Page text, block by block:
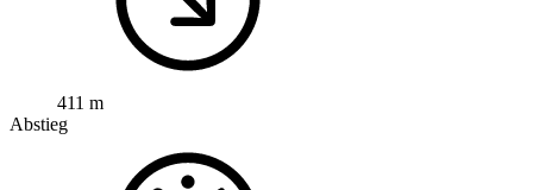
411 m
Abstieg